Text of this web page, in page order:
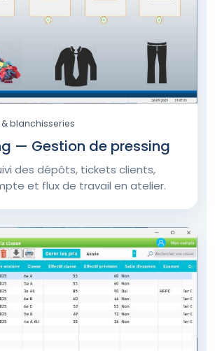
blanchisseries
— Gestion de pressing
des dépôts, tickets clients,
et flux de travail en atelier.